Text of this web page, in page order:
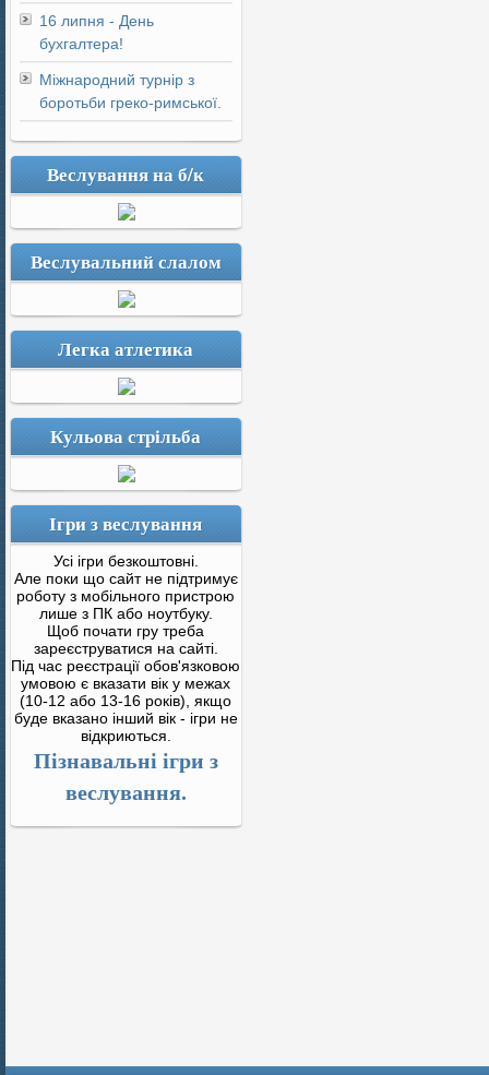
16 липня - День
бухгалтера!
Міжнародний турнір з
боротьби греко-римської.
Веслування на б/к
Веслувальний слалом
Легка атлетика
Кульова стрільба
Ігри з веслування
Усі ігри безкоштовні.
Але поки що сайт не підтримує
роботу з мобільного пристрою
лише з ПК або ноутбуку.
Щоб почати гру треба
зареєструватися на сайті.
Під час реєстрації обов'язковою
умовою є вказати вік у межах
(10-12 або 13-16 років), якщо
буде вказано інший вік - ігри не
відкриються.
Пізнавальні ігри з
веслування.